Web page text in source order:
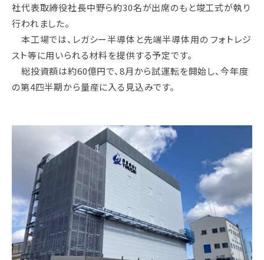
社代表取締役社長中野ら約30名が出席のもと竣工式が執り
行われました。
本工場では、レガシー半導体と先端半導体用の フォトレジ
スト等に用いられる材料を提供する予定です。
総投資額は約60億円で、8月から試運転を開始し、今年度
の第4四半期から量産に入る見込みです。